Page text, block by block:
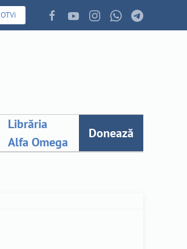
Librăria
Alfa Omega
Donează